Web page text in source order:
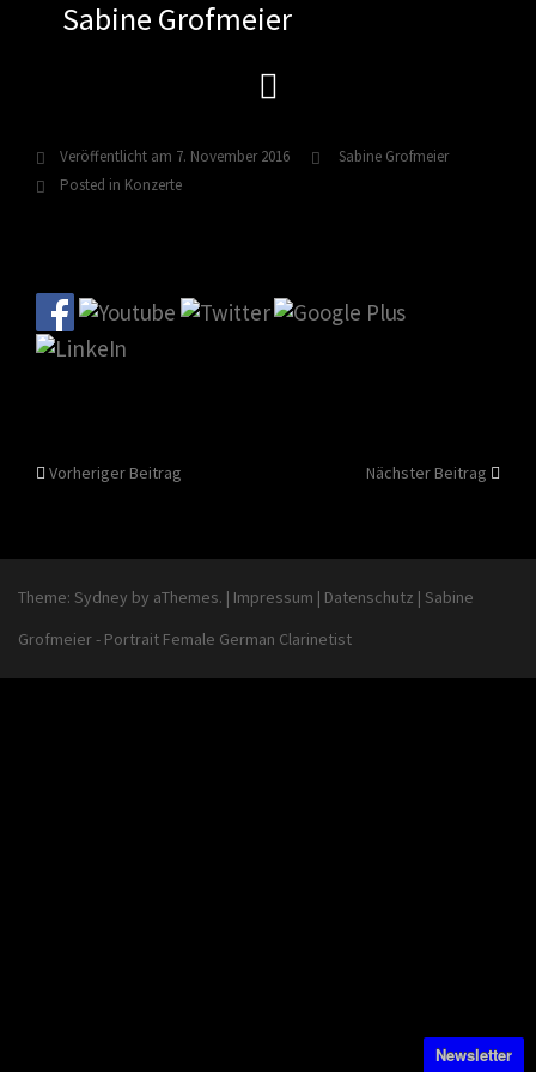
Sabine Grofmeier
Veröffentlicht am 7. November 2016
Sabine Grofmeier
Posted in Konzerte
Beitragsnavigation
Vorheriger Beitrag Nächster Beitrag
Theme: Sydney by aThemes. | Impressum | Datenschutz | Sabine
Grofmeier - Portrait Female German Clarinetist
Newsletter